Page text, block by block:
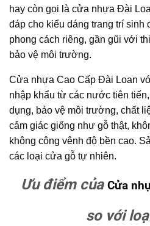
hay còn gọi là cửa nhựa Đài
đáp cho kiểu dáng trang trí sinh
phong cách riêng, gần gũi với
bảo vệ môi trường.
Cửa nhựa Cao Cấp Đài Loan
nhập khẩu từ các nước tiên
dụng, bảo vệ môi trường, chất
cảm giác giống như gỗ thật,
không công vênh độ bền cao.
các loại cửa gỗ tự nhiên.
Ưu điểm của Cửa
so với